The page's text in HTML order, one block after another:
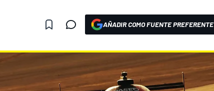
AÑADIR COMO FUENTE PREFERENTE